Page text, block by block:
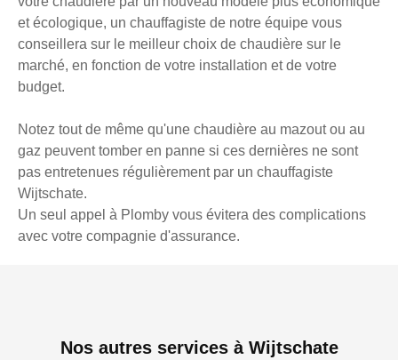
et écologique, un chauffagiste de notre équipe vous
conseillera sur le meilleur choix de chaudière sur le
marché, en fonction de votre installation et de votre
budget.
Notez tout de même qu'une chaudière au mazout ou au
gaz peuvent tomber en panne si ces dernières ne sont
pas entretenues régulièrement par un chauffagiste
Wijtschate.
Un seul appel à Plomby vous évitera des complications
avec votre compagnie d'assurance.
Nos autres services à Wijtschate